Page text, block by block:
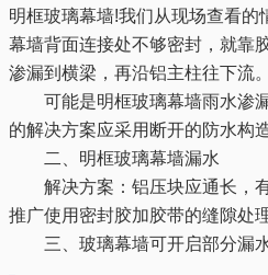
明框玻璃幕墙!我们从现场查看的
幕墙背面连接处不够密封，就靠
渗漏到横梁，再沿铝主柱往下流。
可能是明框玻璃幕墙雨水渗
的解决方案应采用断开的防水构
二、明框玻璃幕墙漏水
解决方案：铝压块应通长，有
推广使用密封胶加胶带的缝隙处
三、玻璃幕墙可开启部分漏